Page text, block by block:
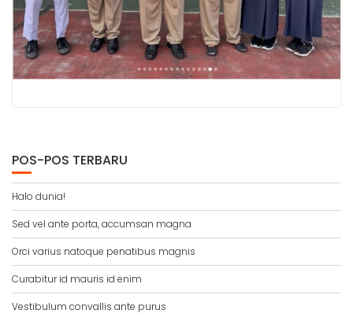
POS-POS TERBARU
Halo dunia!
Sed vel ante porta, accumsan magna
Orci varius natoque penatibus magnis
Curabitur id mauris id enim
Vestibulum convallis ante purus